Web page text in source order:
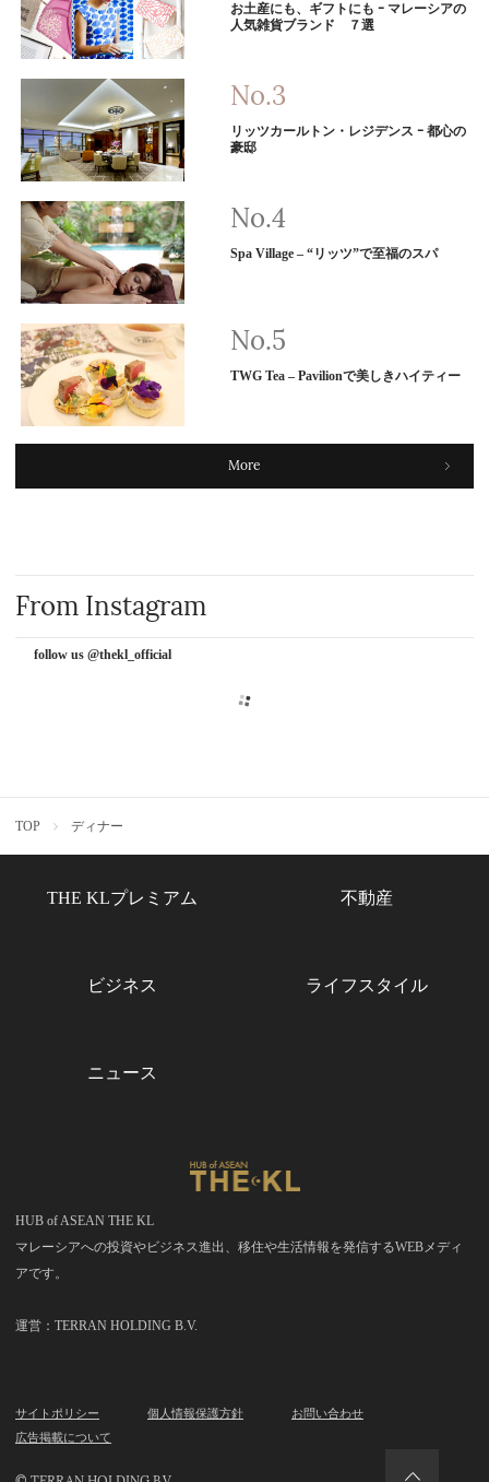
お土産にも、ギフトにも ｰ マレーシアの
人気雑貨ブランド ７選
リッツカールトン・レジデンス ｰ 都心の
豪邸
Spa Village – “リッツ”で至福のスパ
TWG Tea – Pavilionで美しきハイティー
More
From Instagram
follow us @thekl_official
TOP ディナー
THE KLプレミアム 不動産
ビジネス ライフスタイル
ニュース
HUB of ASEAN THE KL
マレーシアへの投資やビジネス進出、移住や生活情報を発信するWEBメディ
アです。
運営：TERRAN HOLDING B.V.
サイトポリシー 個人情報保護方針
お問い合わせ
広告掲載について